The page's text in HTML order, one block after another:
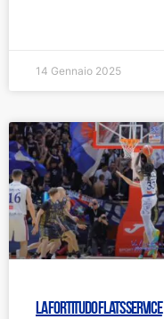
14 Gennaio 2025
La Fortitudo Flats Service